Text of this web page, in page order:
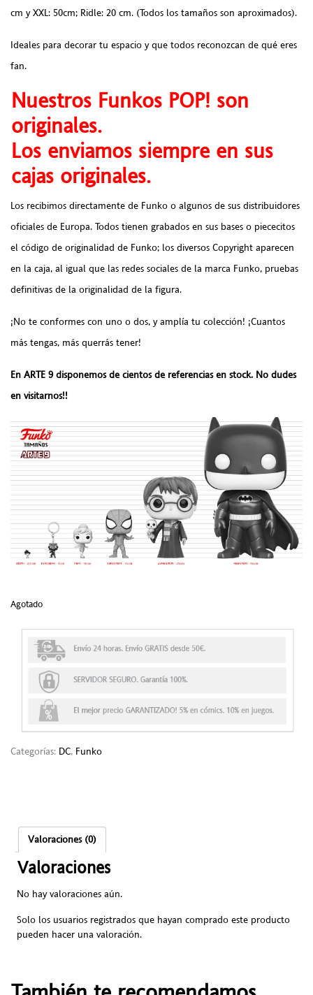
cm y XXL: 50cm; Ridle: 20 cm. (Todos los tamaños son aproximados).
Ideales para decorar tu espacio y que todos reconozcan de qué eres
fan.
Nuestros Funkos POP! son
originales.
Los enviamos siempre en sus
cajas originales.
Los recibimos directamente de Funko o algunos de sus distribuidores
oficiales de Europa. Todos tienen grabados en sus bases o piececitos
el código de originalidad de Funko; los diversos Copyright aparecen
en la caja, al igual que las redes sociales de la marca Funko, pruebas
definitivas de la originalidad de la figura.
¡No te conformes con uno o dos, y amplía tu colección! ¡Cuantos
más tengas, más querrás tener!
En ARTE 9 disponemos de cientos de referencias en stock. No dudes
en visitarnos!!
Agotado
Categorías: DC, Funko
Valoraciones (0)
Valoraciones
No hay valoraciones aún.
Solo los usuarios registrados que hayan comprado este producto
pueden hacer una valoración.